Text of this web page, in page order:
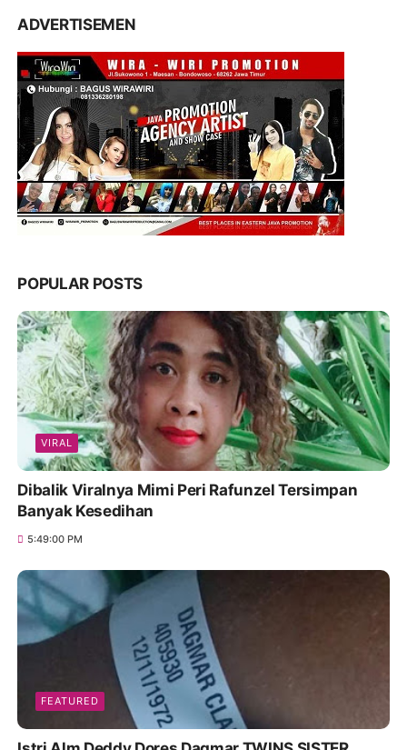
ADVERTISEMEN
POPULAR POSTS
VIRAL
Dibalik Viralnya Mimi Peri Rafunzel Tersimpan
Banyak Kesedihan
5:49:00 PM
FEATURED